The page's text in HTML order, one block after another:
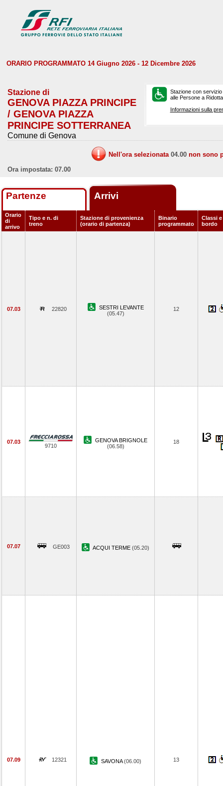
ORARIO PROGRAMMATO 14 Giugno 2026 - 12 Dicembre 2026
Stazione di
GENOVA PIAZZA PRINCIPE
/ GENOVA PIAZZA
PRINCIPE SOTTERRANEA
Comune di Genova
Stazione con
alle Persone a
Informazioni sulla
Nell'ora selezionata 04.00 non sono
Ora impostata: 07.00
Partenze Arrivi
Orario
di
arrivo
Tipo e n. di
treno
Stazione di provenienza
(orario di partenza)
Binario
programmato
Classi
bordo
07.03 22820
SESTRI LEVANTE
(05.47)
12
07.03
9710
GENOVA BRIGNOLE
(06.58)
18
07.07 GE003 ACQUI TERME (05.20)
07.09 12321 SAVONA(06.00) 13